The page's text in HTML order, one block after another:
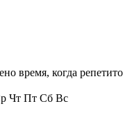
время, когда
Чт Пт Сб Вс